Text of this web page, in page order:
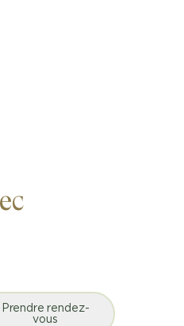
Prendre rendez-
vous